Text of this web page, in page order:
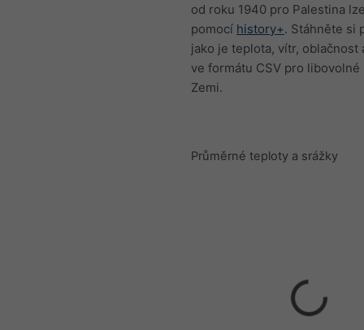
od roku 1940 pro Palestina
pomocí history+. Stáhněte si
jako je teplota, vítr, oblačnost
ve formátu CSV pro libovolné
Zemi.
Průměrné teploty a srážky